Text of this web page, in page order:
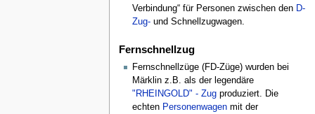
Verbindung“ für Personen zwischen den D-
Zug-und Schnellzugwagen.
Fernschnellzug
Fernschnellzüge (FD-Züge) wurden bei
Märklin z.B. als der legendäre
"RHEINGOLD" - Zugproduziert. Die
echten Personenwagenmit der